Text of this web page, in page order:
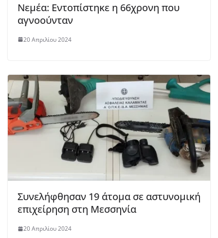
Νεμέα: Εντοπίστηκε η 66χρονη που
αγνοούνταν
20 Απριλίου 2024
Συνελήφθησαν 19 άτομα σε αστυνομική
επιχείρηση στη Μεσσηνία
20 Απριλίου 2024